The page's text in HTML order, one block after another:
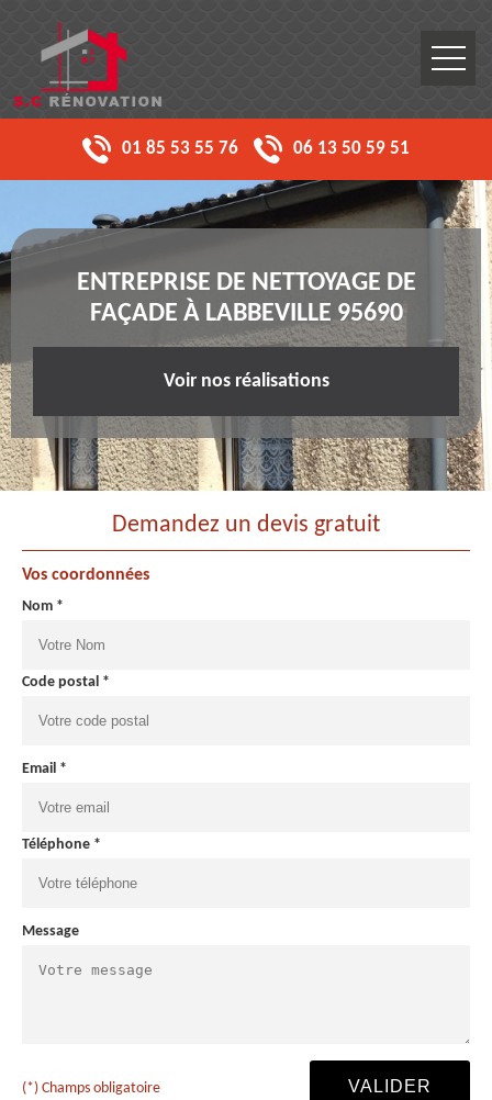
01 85 53 55 76 06 13 50 59 51
ENTREPRISE DE NETTOYAGE DE
FAÇADE À LABBEVILLE 95690
Voir nos réalisations
Demandez un devis gratuit
Vos coordonnées
Nom *
Code postal *
Email *
Téléphone *
Message
(*) Champs obligatoire